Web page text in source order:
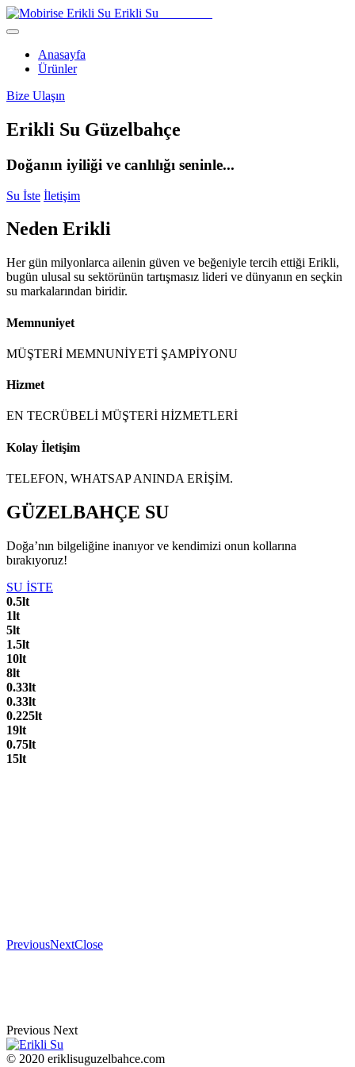
Erikli Su
Anasayfa
Ürünler
Bize Ulaşın
Erikli Su Güzelbahçe
Doğanın iyiliği ve canlılığı seninle...
Su İste İletişim
Neden Erikli
Her gün milyonlarca ailenin güven ve beğeniyle tercih ettiği Erikli,
bugün ulusal su sektörünün tartışmasız lideri ve dünyanın en seçkin
su markalarından biridir.
Memnuniyet
MÜŞTERİ MEMNUNİYETİ ŞAMPİYONU
Hizmet
EN TECRÜBELİ MÜŞTERİ HİZMETLERİ
Kolay İletişim
TELEFON, WHATSAP ANINDA ERİŞİM.
GÜZELBAHÇE SU
Doğa’nın bilgeliğine inanıyor ve kendimizi onun kollarına
bırakıyoruz!
SU İSTE
0.5lt
1lt
5lt
1.5lt
10lt
8lt
0.33lt
0.33lt
0.225lt
19lt
0.75lt
15lt
PreviousNextClose
Previous Next
© 2020 eriklisuguzelbahce.com